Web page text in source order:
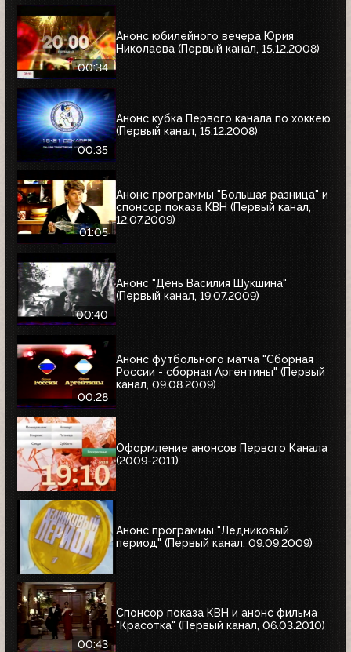
00:34
Анонс юбилейного вечера Юрия
Николаева (Первый канал, 15.12.2008)
00:35
Анонс кубка Первого канала по хоккею
(Первый канал, 15.12.2008)
01:05
Анонс программы "Большая разница" и
спонсор показа КВН (Первый канал,
12.07.2009)
00:40
Анонс "День Василия Шукшина"
(Первый канал, 19.07.2009)
00:28
Анонс футбольного матча "Сборная
России - сборная Аргентины" (Первый
канал, 09.08.2009)
Оформление анонсов Первого Канала
(2009-2011)
Анонс программы "Ледниковый
период" (Первый канал, 09.09.2009)
00:43
Спонсор показа КВН и анонс фильма
"Красотка" (Первый канал, 06.03.2010)